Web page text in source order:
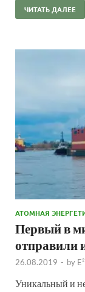
ЧИТАТЬ ДАЛЕЕ
АТОМНАЯ
Первый в
отправили
26.08.2019 - by
Уникальный и